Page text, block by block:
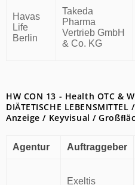
Havas
Life
Berlin
Takeda
Pharma
Vertrieb GmbH
& Co. KG
HW CON 13 - Health OTC &
DIÄTETISCHE LEBENSMITTEL
Anzeige / Keyvisual /
Agentur Auftraggeber
Exeltis